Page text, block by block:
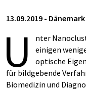
13.09.2019 - Dänemark
U
nter
einigen
optische
für bildgebende
Biomedizin und